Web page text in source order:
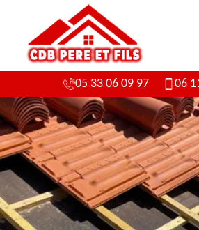
05 33 06 09 97 06